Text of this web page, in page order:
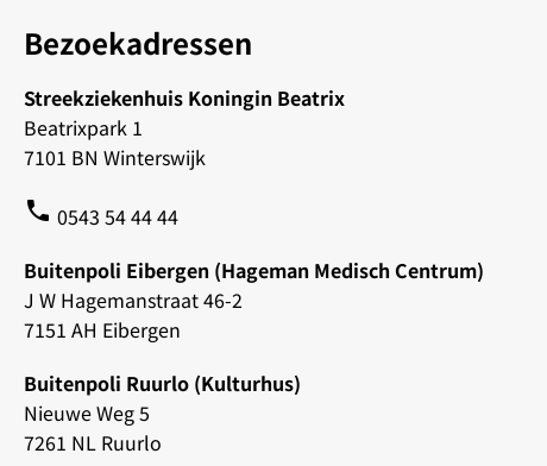
Bezoekadressen
Streekziekenhuis Koningin Beatrix
Beatrixpark 1
7101 BN Winterswijk
phone 0543 54 44 44
Buitenpoli Eibergen (Hageman Medisch Centrum)
J W Hagemanstraat 46-2
7151 AH Eibergen
Buitenpoli Ruurlo (Kulturhus)
Nieuwe Weg 5
7261 NL Ruurlo